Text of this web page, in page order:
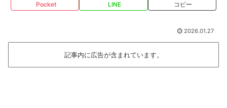
Pocket LINE コピー
2026.01.27
記事内に広告が含まれています。